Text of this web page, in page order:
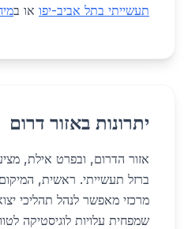
תעשייתי בתל אביב-יפו או ב
יתרונות באזור דרום
אזור הדרום, ובפרט אילת, מציע
ברזל תעשייתי. ראשית,
מרכזי מאפשר לנהל תהליכי
שמפחית עלויות לוגיסטיקה